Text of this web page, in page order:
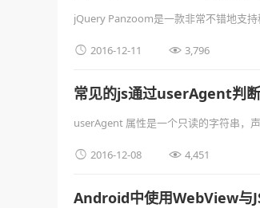
jQuery Panzoom是一款非常不错地支
 2016-12-11  3,796
常见的js通过userAgent判
userAgent 属性是一个只读的字符串，
 2016-12-08  4,451
Android中使用WebView与